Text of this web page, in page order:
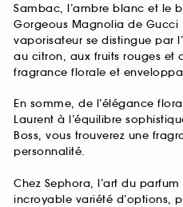
Sambac, l’ambre blanc et le
Gorgeous Magnolia de Gucci
vaporisateur se distingue par
au citron, aux fruits rouges et
fragrance florale et
En somme, de l’élégance
Laurent à l’équilibre
Boss, vous trouverez une
personnalité.
Chez Sephora, l’art du
incroyable variété d’options,